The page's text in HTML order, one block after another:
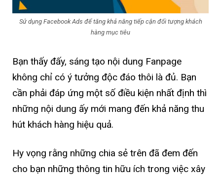
Sử dụng Facebook Ads để tăng khả năng tiếp cận đối tượng khách
hàng mục tiêu
Bạn thấy đấy, sáng tạo nội dung Fanpage
không chỉ có ý tưởng độc đáo thôi là đủ. Bạn
cần phải đáp ứng một số điều kiện nhất định thì
những nội dung ấy mới mang đến khả năng thu
hút khách hàng hiệu quả.
Hy vọng rằng những chia sẻ trên đã đem đến
cho bạn những thông tin hữu ích trong việc xây